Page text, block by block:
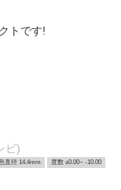
トです!
ビ)
直径 14.4mm 度数 ±0.00~ -10.00